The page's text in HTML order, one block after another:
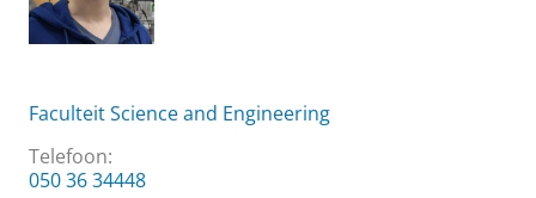
Faculteit Science and Engineering
Telefoon:
050 36 34448